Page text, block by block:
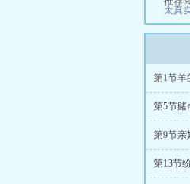
太真
第1节羊
第5节赌
第9节亲
第13节